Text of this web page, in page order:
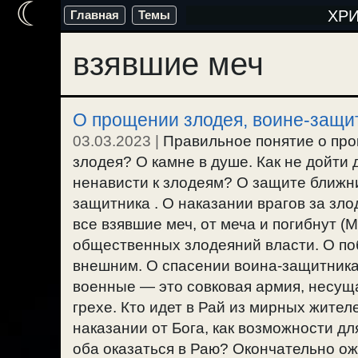
Перейти
содержимому
Главная Темы
взявшие меч
О прощении злодея, воине-
03.03.2023
Правильное понятие о
злодея? О камне в душе. Как не дойти
ненависти к злодеям? О защите
защитника . О наказании врагов за
все взявшие меч, от меча и погибнут
общественных злодеяний власти. О
внешним. О спасении воина-
военные — это совковая армия,
грехе. Кто идет в Рай из мирных
наказании от Бога, как возможности
оба оказаться в Раю? Окончательно
☾